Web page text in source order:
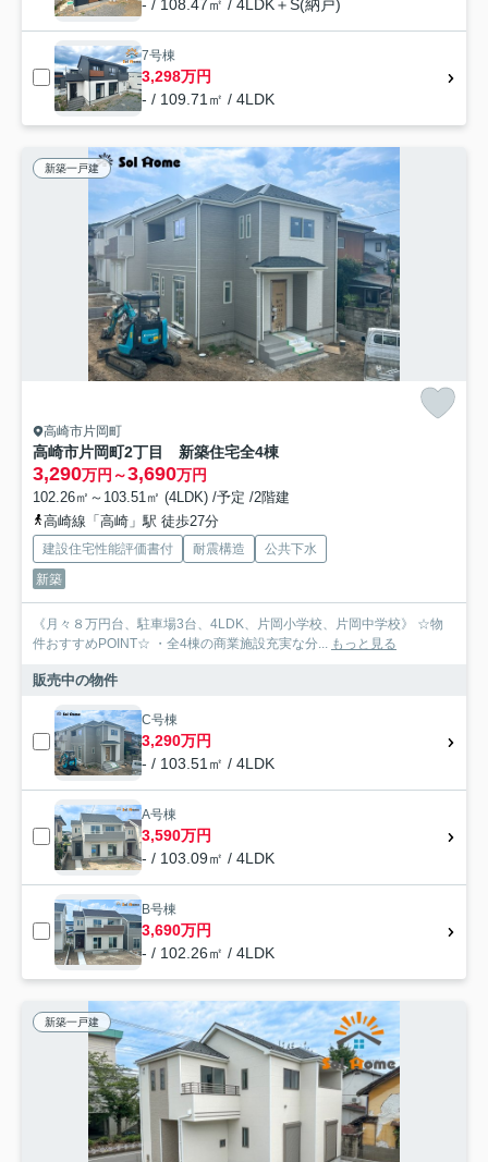
- / 108.47㎡ / 4LDK＋S(納戸)
7号棟
3,298万円
- / 109.71㎡ / 4LDK
新築一戸建
高崎市片岡町
高崎市片岡町2丁目 新築住宅全4棟
3,290万円～3,690万円
102.26㎡～103.51㎡ (4LDK) /予定 /2階建
高崎線「高崎」駅 徒歩27分
建設住宅性能評価書付 耐震構造
公共下水
新築
《月々８万円台、駐車場3台、4LDK、片岡小学校、片岡中学校》 ☆物
件おすすめPOINT☆ ・全4棟の商業施設充実な分...
もっと見る
販売中の物件
C号棟
3,290万円
- / 103.51㎡ / 4LDK
A号棟
3,590万円
- / 103.09㎡ / 4LDK
B号棟
3,690万円
- / 102.26㎡ / 4LDK
新築一戸建